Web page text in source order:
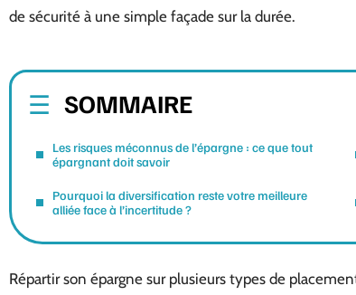
de sécurité à une simple façade sur la durée.
SOMMAIRE
Les risques méconnus de l’épargne : ce que tout
épargnant doit savoir
Pourquoi la diversification reste votre meilleure
alliée face à l’incertitude ?
Répartir son épargne sur plusieurs types de